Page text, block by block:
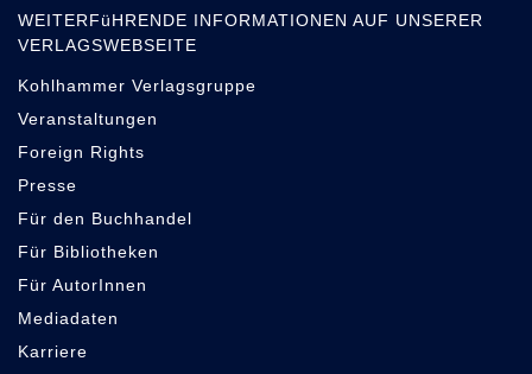
WEITERFüHRENDE INFORMATIONEN AUF UNSERER
VERLAGSWEBSEITE
Kohlhammer Verlagsgruppe
Veranstaltungen
Foreign Rights
Presse
Für den Buchhandel
Für Bibliotheken
Für AutorInnen
Mediadaten
Karriere